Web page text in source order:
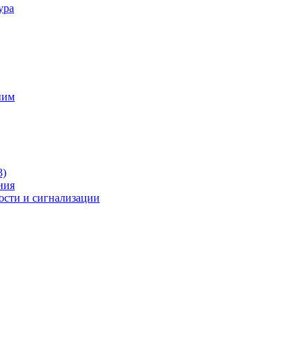
и сигнализации